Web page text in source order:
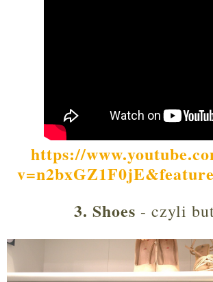
https://
3. Shoes - czyli